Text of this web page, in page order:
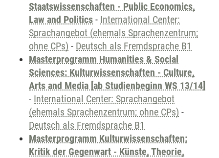
Staatswissenschaften - Public Economics,
Law and Politics - International Center:
Sprachangebot (ehemals Sprachenzentrum;
ohne CPs) - Deutsch als Fremdsprache B1
Masterprogramm Humanities & Social
Sciences: Kulturwissenschaften - Culture,
Arts and Media [ab Studienbeginn WS 13/14]
- International Center: Sprachangebot
(ehemals Sprachenzentrum; ohne CPs) -
Deutsch als Fremdsprache B1
Masterprogramm Kulturwissenschaften:
Kritik der Gegenwart - Künste, Theorie,